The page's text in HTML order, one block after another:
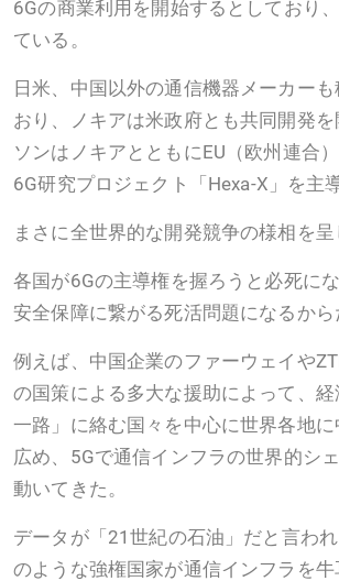
6Gの商業利用を開始するとしており
ている。
日米、中国以外の通信機器メーカー
おり、ノキアは米政府とも共同開発を
ソンはノキアとともにEU（欧州連合
6G研究プロジェクト「Hexa-X」を主導
まさに全世界的な開発競争の様相を呈
各国が6Gの主導権を握ろうと必死に
安全保障に繋がる死活問題になるから
例えば、中国企業のファーウェイや
の国策による多大な援助によって、
一路」に絡む国々を中心に世界各地
広め、5Gで通信インフラの世界的シ
動いてきた。
データが「21世紀の石油」だと言わ
のような強権国家が通信インフラを牛